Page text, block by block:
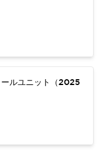
ルユニット（2025